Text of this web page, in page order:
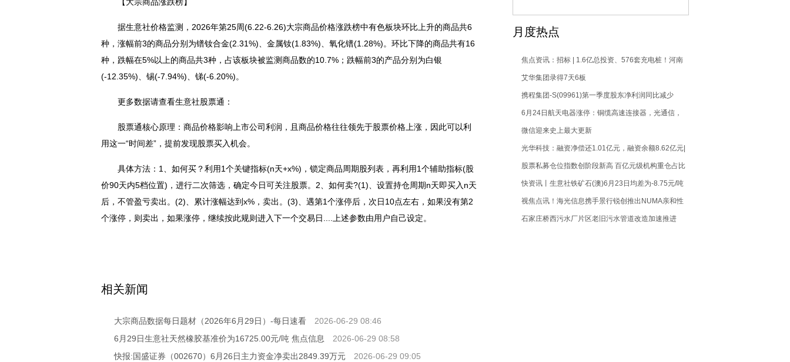
据生意社价格监测，2026年第25周(6.22-6.26)大宗商品价格涨跌榜中有色板块环比上升的商品共6
种，涨幅前3的商品分别为镨钕合金(2.31%)、金属钕(1.83%)、氧化镨(1.28%)。环比下降的商品共有16
种，跌幅在5%以上的商品共3种，占该板块被监测商品数的10.7%；跌幅前3的产品分别为白银
(-12.35%)、锡(-7.94%)、锑(-6.20%)。
更多数据请查看生意社股票通：
股票通核心原理：商品价格影响上市公司利润，且商品价格往往领先于股票价格上涨，因此可以利
用这一“时间差”，提前发现股票买入机会。
具体方法：1、如何买？利用1个关键指标(n天+x%)，锁定商品周期股列表，再利用1个辅助指标(股
价90天内5档位置)，进行二次筛选，确定今日可关注股票。2、如何卖?(1)、设置持仓周期n天即买入n天
后，不管盈亏卖出。(2)、累计涨幅达到x%，卖出。(3)、遇第1个涨停后，次日10点左右，如果没有第2
个涨停，则卖出，如果涨停，继续按此规则进入下一个交易日....上述参数由用户自己设定。
相关新闻
大宗商品数据每日题材（2026年6月29日）​-每日速看
2026-06-29 08:46
6月29日生意社天然橡胶基准价为16725.00元/吨 焦点信息
2026-06-29 08:58
快报:国盛证券（002670）6月26日主力资金净卖出2849.39万元
2026-06-29 09:05
月度热点
焦点资讯：招标 | 1.6亿总投资、576套充电桩！河南
辉县光储充EPC项目正式招标
艾华集团录得7天6板
携程集团-S(09961)第一季度股东净利润同比减少
41.57% 营收增长17.19% 要闻速递
6月24日航天电器涨停：铜缆高速连接器，光通信，
5G概念热股_当前焦点
微信迎来史上最大更新
光华科技：融资净偿还1.01亿元，融资余额8.62亿元|
焦点讯息
股票私募仓位指数创阶段新高 百亿元级机构重仓占比
超七成 焦点快报
快资讯丨生意社铁矿石(澳)6月23日均差为-8.75元/吨
由负向缩小重新扩大
视焦点讯！海光信息携手景行锐创推出NUMA亲和性
调度联合方案
石家庄桥西污水厂片区老旧污水管道改造加速推进